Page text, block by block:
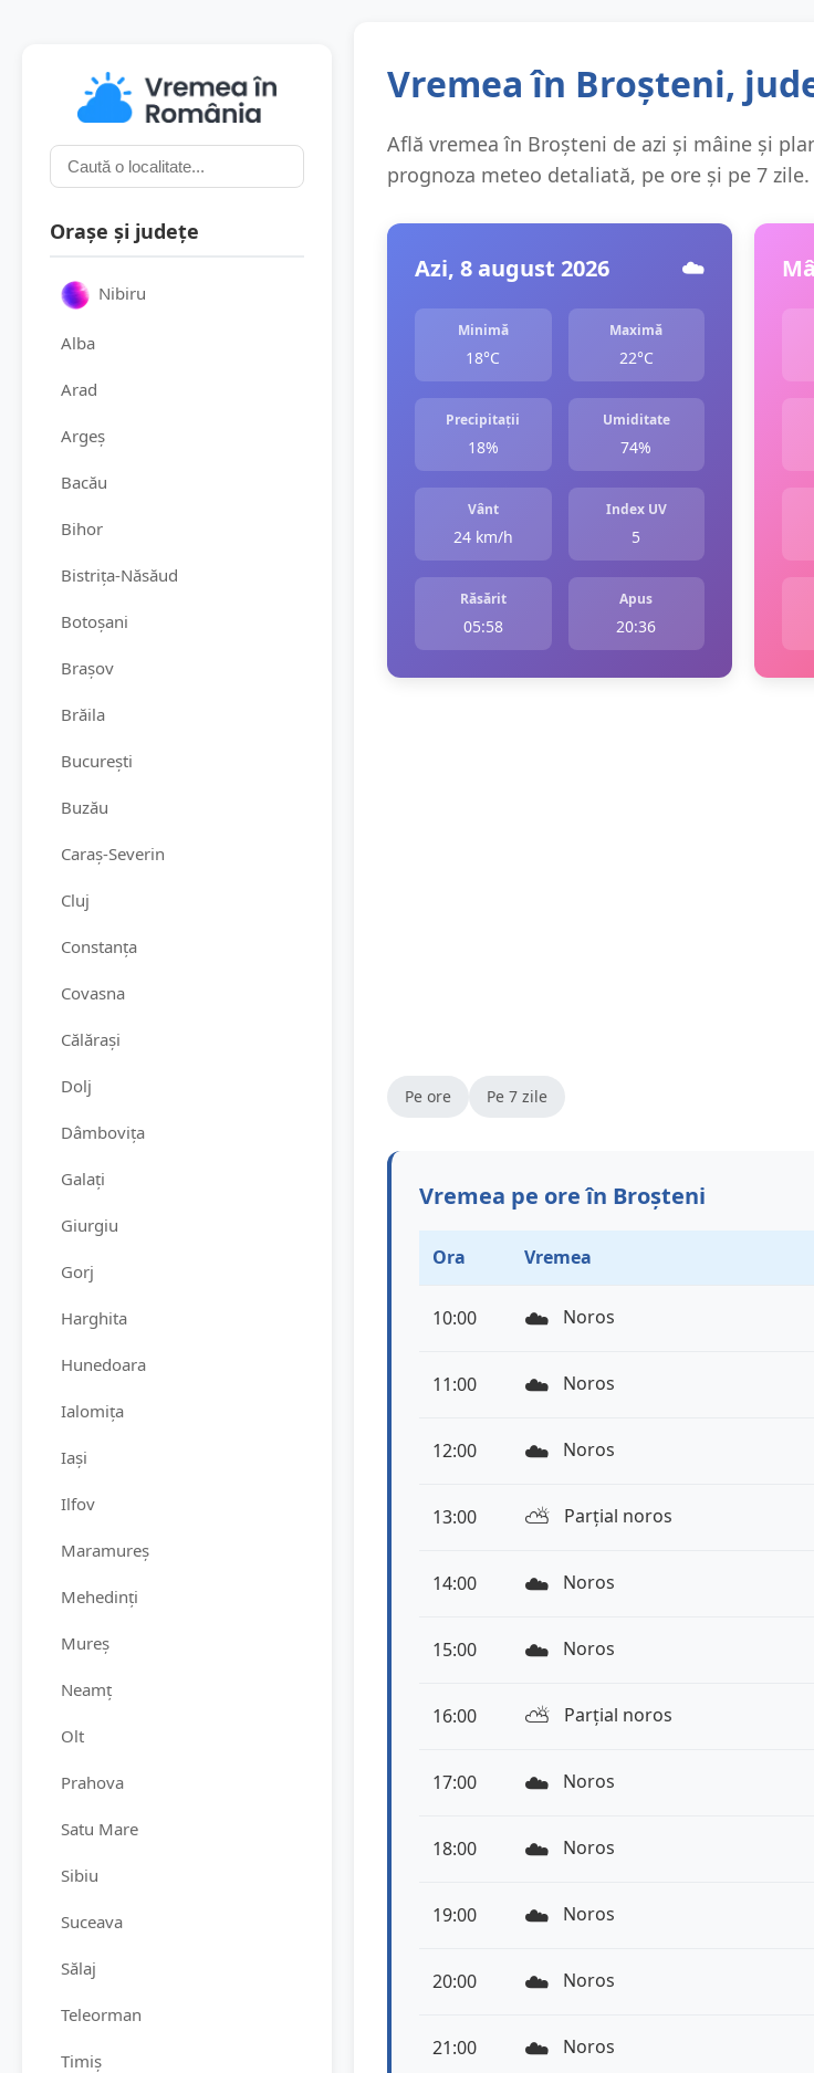
Orașe și județe
Nibiru
Alba
Arad
Argeș
Bacău
Bihor
Bistrița-Năsăud
Botoșani
Brașov
Brăila
București
Buzău
Caraș-Severin
Cluj
Constanța
Covasna
Călărași
Dolj
Dâmbovița
Galați
Giurgiu
Gorj
Harghita
Hunedoara
Ialomița
Iași
Ilfov
Maramureș
Mehedinți
Mureș
Neamț
Olt
Prahova
Satu Mare
Sibiu
Suceava
Sălaj
Teleorman
Timiș
Vremea în Broșteni,
Află vremea în Broșteni de azi și mâine și
prognoza meteo detaliată, pe ore și pe 7 zile.
Azi, 8 august 2026 ☁️
Minimă
18°C
Maximă
22°C
Precipitații
18%
Umiditate
74%
Vânt
24 km/h
Index UV
5
Răsărit
05:58
Apus
20:36
Pe ore Pe 7 zile
Vremea pe ore în Broșteni
Ora Vremea
10:00 ☁️ Noros
11:00 ☁️ Noros
12:00 ☁️ Noros
13:00 ⛅️ Parțial noros
14:00 ☁️ Noros
15:00 ☁️ Noros
16:00 ⛅️ Parțial noros
17:00 ☁️ Noros
18:00 ☁️ Noros
19:00 ☁️ Noros
20:00 ☁️ Noros
21:00 ☁️ Noros